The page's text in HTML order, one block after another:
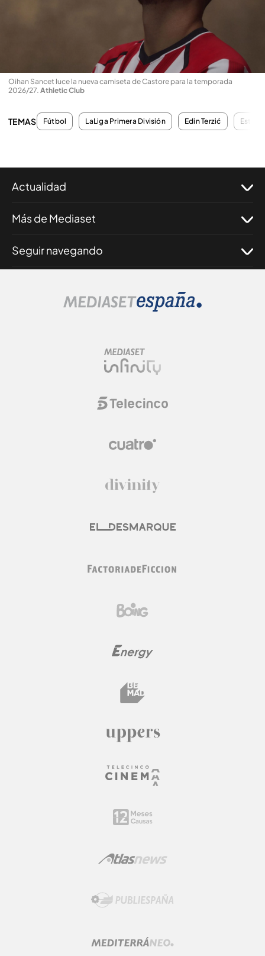
Oihan Sancet luce la nueva camiseta de Castore para la temporada
2026/27. Athletic Club
TEMAS Fútbol LaLiga Primera División Edin Terzić
Actualidad
Más de Mediaset
Seguir navegando